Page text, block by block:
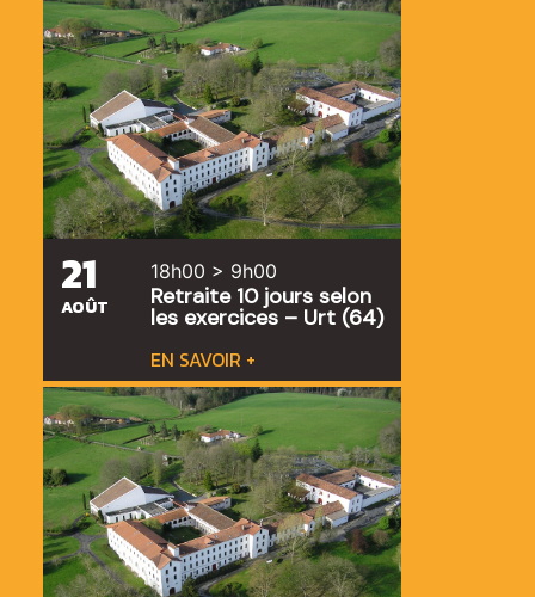
21
AOÛT
18h00 > 9h00
Retraite 10 jours selon
les exercices – Urt (64)
EN SAVOIR +